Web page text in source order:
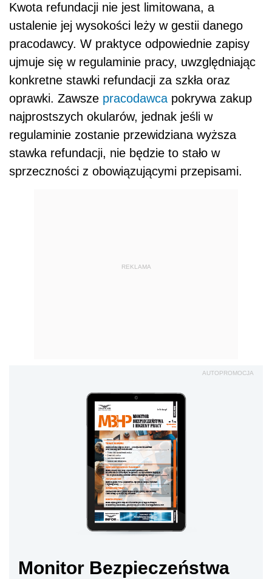
Kwota refundacji nie jest limitowana, a
ustalenie jej wysokości leży w gestii danego
pracodawcy. W praktyce odpowiednie zapisy
ujmuje się w regulaminie pracy, uwzględniając
konkretne stawki refundacji za szkła oraz
oprawki. Zawsze pracodawca pokrywa zakup
najprostszych okularów, jednak jeśli w
regulaminie zostanie przewidziana wyższa
stawka refundacji, nie będzie to stało w
sprzeczności z obowiązującymi przepisami.
REKLAMA
AUTOPROMOCJA
Monitor Bezpieczeństwa